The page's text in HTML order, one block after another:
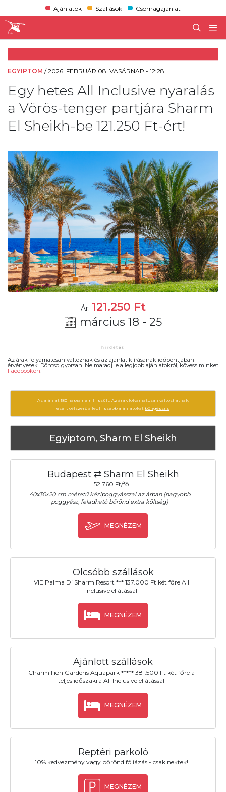
Ajánlatok Szállások Csomagajánlat
EGYIPTOM /2026. FEBRUÁR 08. VASÁRNAP - 12:28
Egy hetes All Inclusive nyaralás
a Vörös-tenger partjára Sharm
El Sheikh-be 121.250 Ft-ért!
Ár: 121.250 Ft
március 18 - 25
Az árak folyamatosan változnak és az ajánlat kiírásanak időpontjában
érvényesek. Döntsd gyorsan. Ne maradj le a legjobb ajánlatokról, kövess minket
Facebookon!
Az ajánlat 180 napja nem frissült. Az árak folyamatosan változhatnak,
ezért célszerű a legfrissebb ajánlatokat böngészni.
Egyiptom, Sharm El Sheikh
Budapest ⇄ Sharm El Sheikh
52.760 Ft/fő
40x30x20 cm méretű kézipoggyásszal az árban (nagyobb
poggyász, feladható bőrönd extra költség)
MEGNÉZEM
Olcsóbb szállások
VIE Palma Di Sharm Resort *** 137.000 Ft két főre All
Inclusive ellátással
MEGNÉZEM
Ajánlott szállások
Charmillion Gardens Aquapark ***** 381.500 Ft két főre a
teljes időszakra All Inclusive ellátással
MEGNÉZEM
Reptéri parkoló
10% kedvezmény vagy bőrönd fóliázás - csak nektek!
MEGNÉZEM